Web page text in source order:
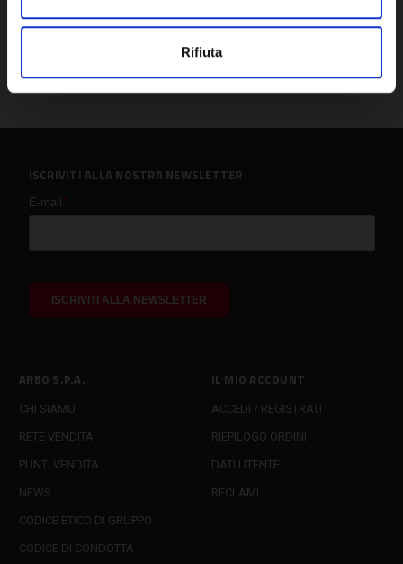
Rifiuta
ARBO S.P.A.
CHI SIAMO
RETE VENDITA
PUNTI VENDITA
NEWS
CODICE ETICO DI GRUPPO
CODICE DI CONDOTTA
IL MIO ACCOUNT
ACCEDI / REGISTRATI
RIEPILOGO ORDINI
DATI UTENTE
RECLAMI
ISCRIVITI ALLA NOSTRA NEWSLETTER